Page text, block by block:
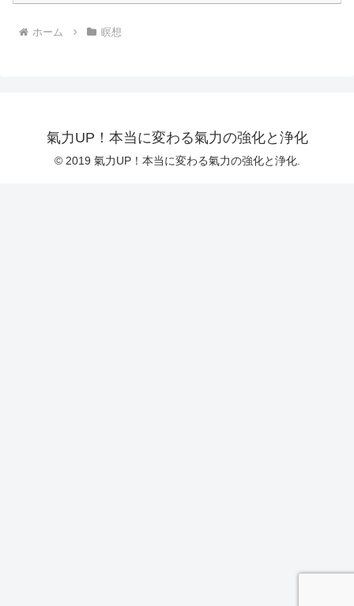
ホーム 瞑想
氣力UP！本当に変わる氣力の強化と浄化
© 2019 氣力UP！本当に変わる氣力の強化と浄化.